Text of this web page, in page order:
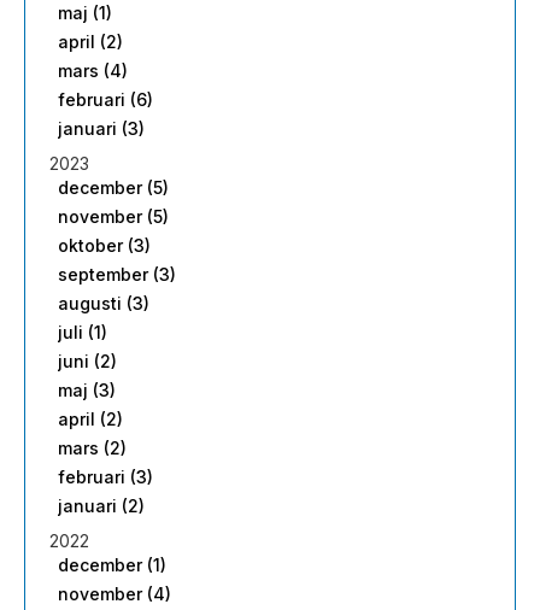
maj (1)
april (2)
mars (4)
februari (6)
januari (3)
2023
december (5)
november (5)
oktober (3)
september (3)
augusti (3)
juli (1)
juni (2)
maj (3)
april (2)
mars (2)
februari (3)
januari (2)
2022
december (1)
november (4)